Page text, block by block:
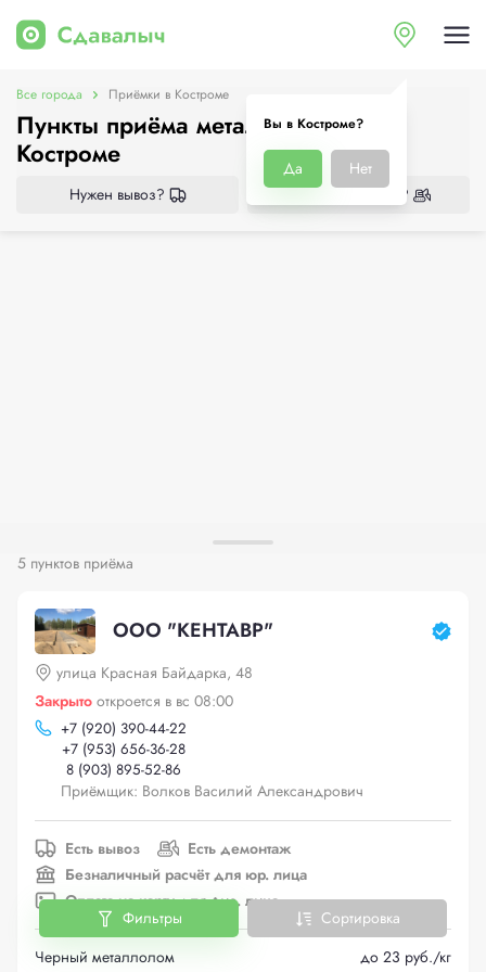
Вы в Костроме?
Да Нет
Все города Приёмки в Костроме
Пункты приёма металлолома в
Костроме
Нужен вывоз? Нужен демонтаж?
5 пунктов приёма
ООО "КЕНТАВР"
улица Красная Байдарка, 48
Закрыто откроется в вс 08:00
+7 (920) 390-44-22
+7 (953) 656-36-28
8 (903) 895-52-86
Приёмщик: Волков Василий Александрович
Есть вывоз
Есть демонтаж
Безналичный расчёт для юр. лица
Оплата на карту для физ. лица
Черный металлолом до 23 руб./кг
Фильтры Сортировка